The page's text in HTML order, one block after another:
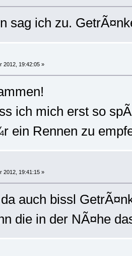
sag ich zu.
2012, 19:42:05 »
ich mich erst so
ein Rennen zu
2012, 19:41:15 »
auch bissl
die in der NÃ¤he